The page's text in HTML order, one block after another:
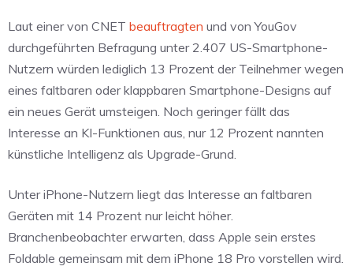
Laut einer von CNET beauftragten und von YouGov
durchgeführten Befragung unter 2.407 US-Smartphone-
Nutzern würden lediglich 13 Prozent der Teilnehmer wegen
eines faltbaren oder klappbaren Smartphone-Designs auf
ein neues Gerät umsteigen. Noch geringer fällt das
Interesse an KI-Funktionen aus, nur 12 Prozent nannten
künstliche Intelligenz als Upgrade-Grund.
Unter iPhone-Nutzern liegt das Interesse an faltbaren
Geräten mit 14 Prozent nur leicht höher.
Branchenbeobachter erwarten, dass Apple sein erstes
Foldable gemeinsam mit dem iPhone 18 Pro vorstellen wird.